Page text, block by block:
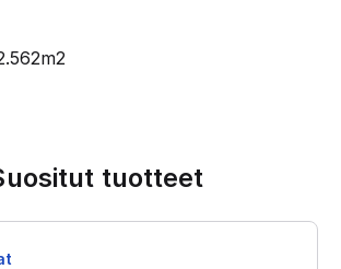
tuotteet